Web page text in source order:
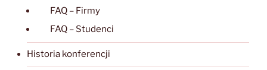
FAQ – Firmy
FAQ – Studenci
Historia konferencji